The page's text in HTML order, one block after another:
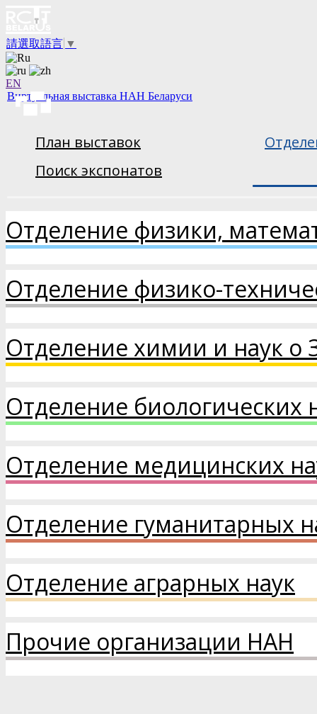
請選取語言 ▼
EN
Виртуальная выставка НАН Беларуси
План выставок
Поиск экспонатов
Отделение физики,
Отделение физико-
Отделение химии и наук о
Отделение биологических
Отделение медицинских
Отделение гуманитарных
Отделение аграрных наук
Прочие организации НАН